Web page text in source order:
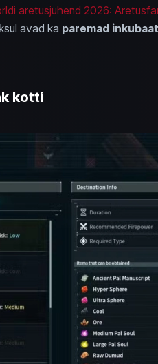
aretusjuhend 2026:
avad ka paremad
kotti